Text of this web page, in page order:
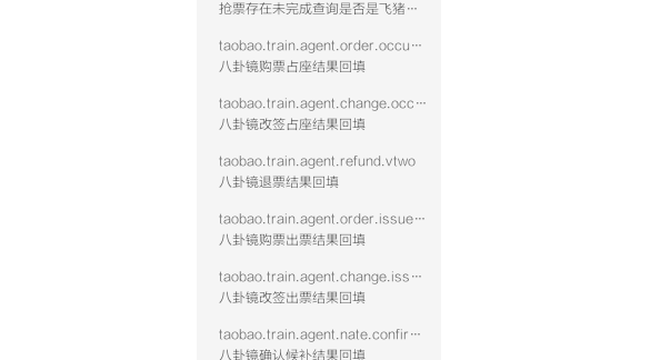
抢票存在未完成查询是否是飞猪占座
taobao.train.agent.order.occupy.vtwo
八卦镜购票占座结果回填
taobao.train.agent.change.occupy.vtwo
八卦镜改签占座结果回填
taobao.train.agent.refund.vtwo
八卦镜退票结果回填
taobao.train.agent.order.issue.vtwo
八卦镜购票出票结果回填
taobao.train.agent.change.issue.vtwo
八卦镜改签出票结果回填
taobao.train.agent.nate.confirm.vtwo
八卦镜确认候补结果回填